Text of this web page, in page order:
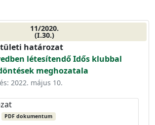
11/2020.
(I.30.)
határozat
létesítendő Idős klubbal
meghozatala
2022. május 10.
PDF dokumentum